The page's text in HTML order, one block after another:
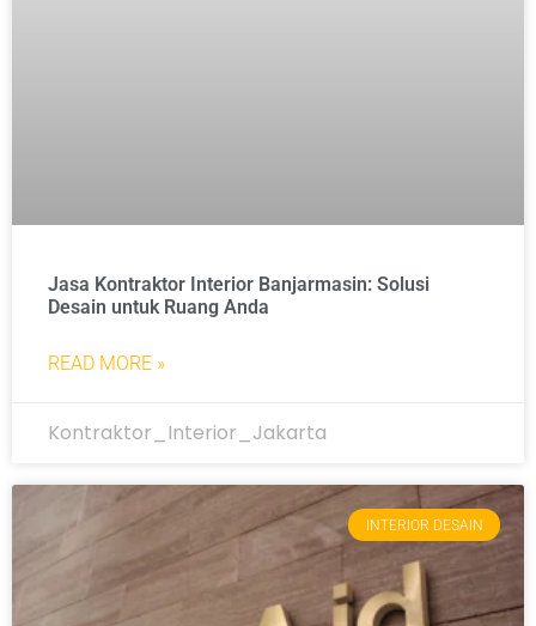
Jasa Kontraktor Interior Banjarmasin: Solusi
Desain untuk Ruang Anda
READ MORE »
Kontraktor_Interior_Jakarta
INTERIOR DESAIN